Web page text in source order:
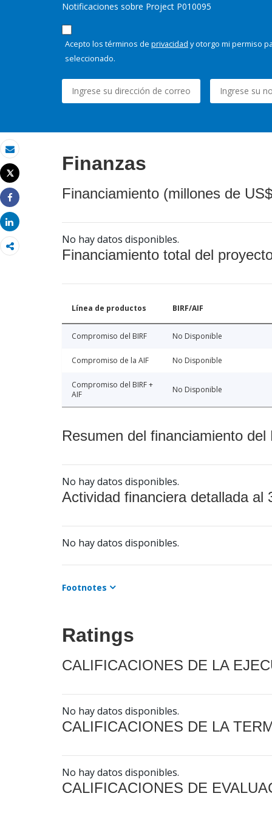
Correo electrónico
Imprimir
Tweet
Share
Share
Notificaciones sobre Project P010095
Acepto los términos de privacidad y otorgo mi permiso
seleccionado.
Finanzas
Financiamiento (millones de
No hay datos disponibles.
Financiamiento total del
Línea de productos BIRF/AIF
Compromiso del BIRF No Disponible
Compromiso de la AIF No Disponible
Compromiso del BIRF +
AIF
No Disponible
Resumen del financiamiento
No hay datos disponibles.
Actividad financiera detallada al
No hay datos disponibles.
Footnotes
Ratings
CALIFICACIONES DE LA
No hay datos disponibles.
CALIFICACIONES DE LA
No hay datos disponibles.
CALIFICACIONES DE